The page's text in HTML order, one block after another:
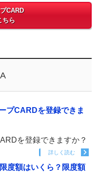
CARD
ちら
プCARDを登録できま
を登録できますか？
詳しく読む
度額はいくら？限度額